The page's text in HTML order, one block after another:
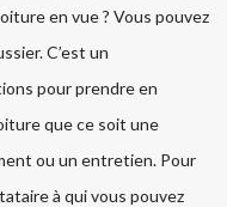
en vue ? Vous pouvez
C’est un
pour prendre en
que ce soit une
ou un entretien. Pour
à qui vous pouvez